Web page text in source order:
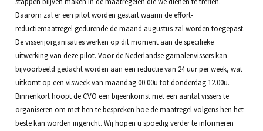
Daarom zal er een pilot worden gestart waarin de effort-
reductiemaatregel gedurende de maand augustus zal worden toegepast.
De visserijorganisaties werken op dit moment aan de specifieke
uitwerking van deze pilot. Voor de Nederlandse garnalenvissers kan
bijvoorbeeld gedacht worden aan een reductie van 24 uur per week, wat
uitkomt op een visweek van maandag 00.00u tot donderdag 12.00u.
Binnenkort hoopt de CVO een bijeenkomst met een aantal vissers te
organiseren om met hen te bespreken hoe de maatregel volgens hen het
beste kan worden ingericht. Wij hopen u spoedig verder te informeren